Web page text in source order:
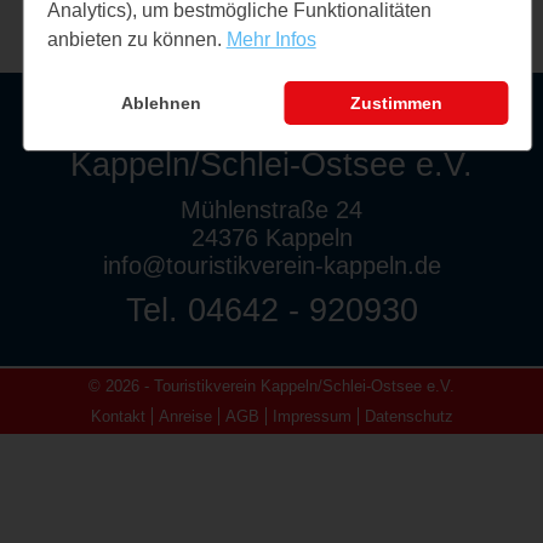
Touristikverein
Kappeln/Schlei-Ostsee e.V.
Mühlenstraße 24
24376 Kappeln
info@touristikverein-kappeln.de
Tel. 04642 - 920930
© 2026 - Touristikverein Kappeln/Schlei-Ostsee e.V.
Kontakt
Anreise AGB Impressum Datenschutz
Analytics), um bestmögliche Funktionalitäten
anbieten zu können. Mehr Infos
Ablehnen Zustimmen